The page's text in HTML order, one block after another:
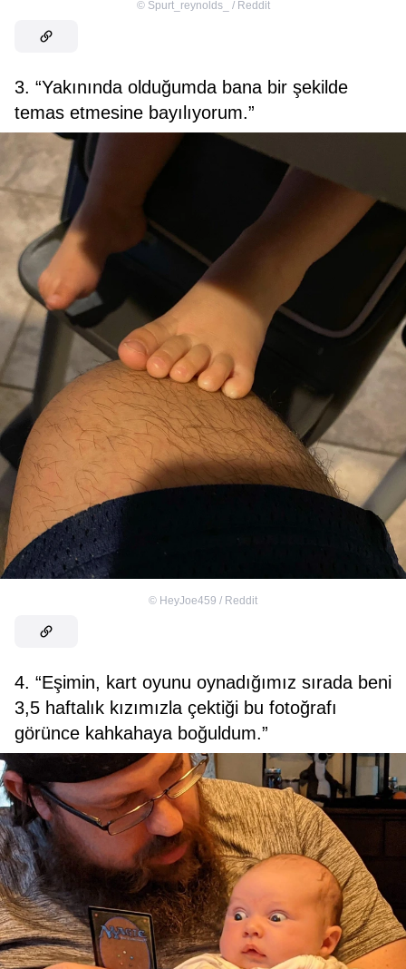
© Spurt_reynolds_ / Reddit
3. “Yakınında olduğumda bana bir şekilde
temas etmesine bayılıyorum.”
© HeyJoe459 / Reddit
4. “Eşimin, kart oyunu oynadığımız sırada beni
3,5 haftalık kızımızla çektiği bu fotoğrafı
görünce kahkahaya boğuldum.”